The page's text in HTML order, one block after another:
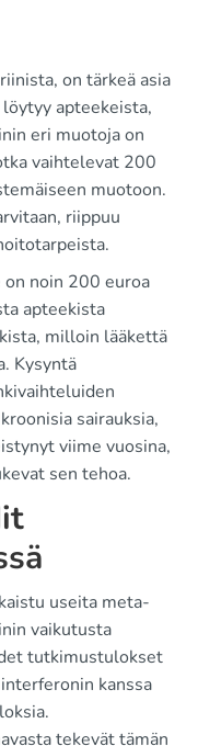
on tärkeä asia
apteekeista,
eri muotoja on
vaihtelevat 200
muotoon.
riippuu
noin 200 euroa
apteekista
milloin lääkettä
Kysyntä
sairauksia,
viime vuosina,
sen tehoa.
useita meta-
vaikutusta
tutkimustulokset
kanssa
tekevät tämän